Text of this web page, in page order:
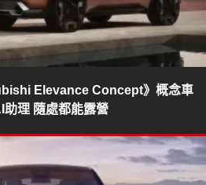
Elevance Concept》概念車
助理 隨處都能露營